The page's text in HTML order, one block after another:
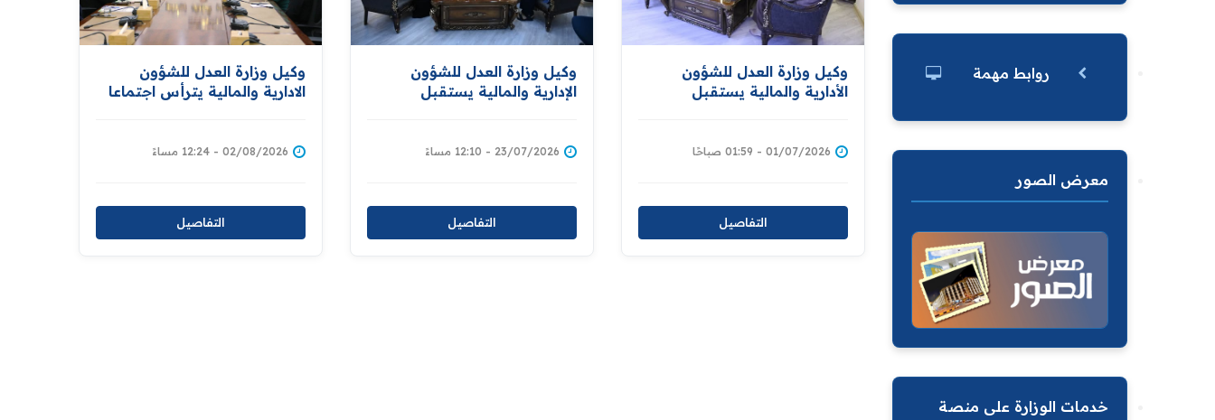
وكيل وزارة العدل للشؤون
الادارية والمالية يترأس اجتماعا
02/08/2026 - 12:24 مساءً
التفاصيل
وكيل وزارة العدل للشؤون
الإدارية والمالية يستقبل
23/07/2026 - 12:10 مساءً
التفاصيل
وكيل وزارة العدل للشؤون
الأدارية والمالية يستقبل
وشكاواهم
01/07/2026 - 01:59 صباحًا
التفاصيل
روابط مهمة
معرض الصور
خدمات الوزارة على منصة